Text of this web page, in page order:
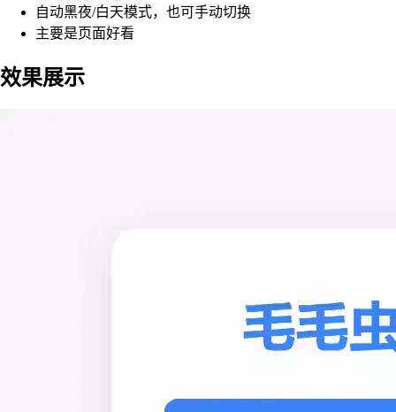
自动黑夜/白天模式，也可手动切换
主要是页面好看
效果展示